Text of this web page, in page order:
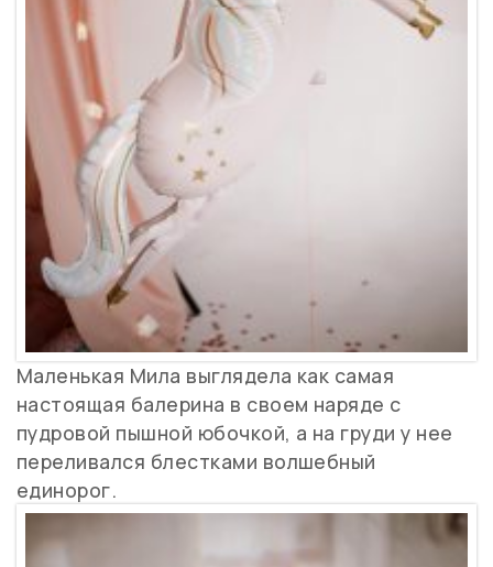
Маленькая Мила выглядела как самая
настоящая балерина в своем наряде с
пудровой пышной юбочкой, а на груди у нее
переливался блестками волшебный
единорог.